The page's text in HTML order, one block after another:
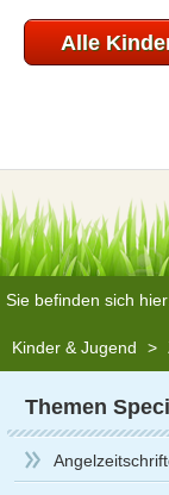
Alle
Sie befinden sich
Kinder & Jugend >
Themen